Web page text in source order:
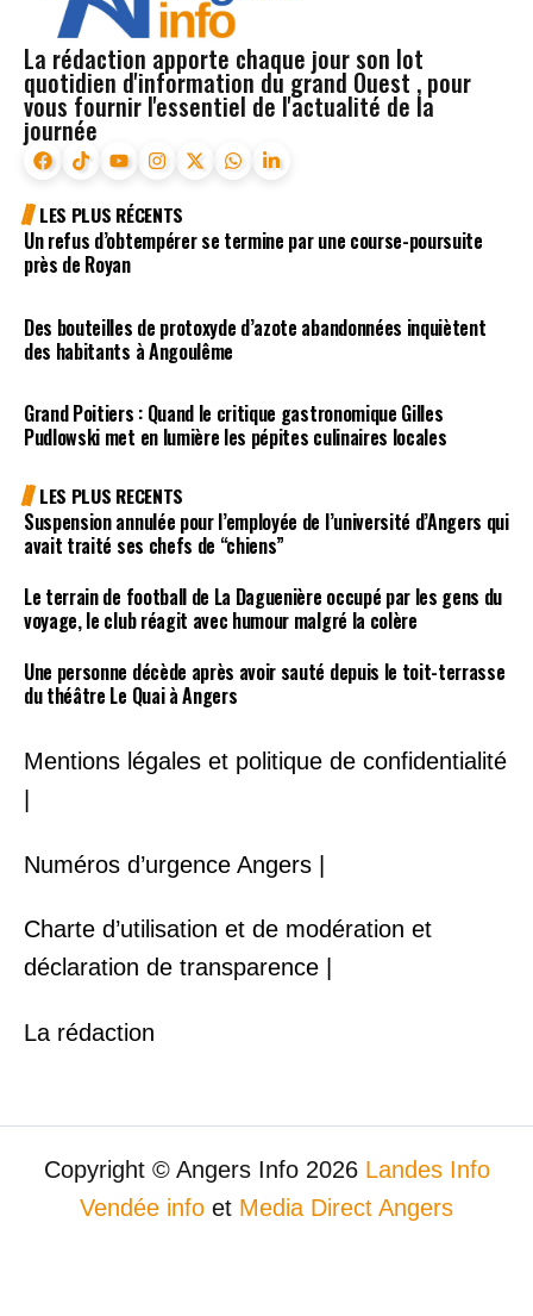
La rédaction apporte chaque jour son lot
quotidien d'information du grand Ouest , pour
vous fournir l'essentiel de l'actualité de la
journée
LES PLUS RÉCENTS
Un refus d’obtempérer se termine par une course-poursuite
près de Royan
Des bouteilles de protoxyde d’azote abandonnées inquiètent
des habitants à Angoulême
Grand Poitiers : Quand le critique gastronomique Gilles
Pudlowski met en lumière les pépites culinaires locales
LES PLUS RECENTS
Suspension annulée pour l’employée de l’université d’Angers qui
avait traité ses chefs de “chiens”
Le terrain de football de La Daguenière occupé par les gens du
voyage, le club réagit avec humour malgré la colère
Une personne décède après avoir sauté depuis le toit-terrasse
du théâtre Le Quai à Angers
Mentions légales et politique de confidentialité
Numéros d’urgence Angers |
Charte d’utilisation et de modération et
déclaration de transparence |
La rédaction
Copyright © Angers Info 2026 Landes Info
Vendée info et Media Direct Angers